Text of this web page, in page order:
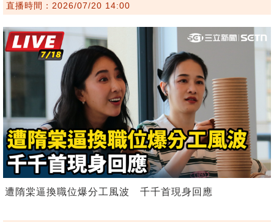
直播時間：2026/07/20 14:00
遭隋棠逼換職位爆分工風波 千千首現身回應